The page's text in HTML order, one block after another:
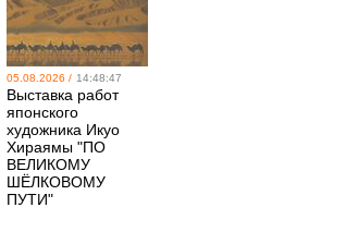
05.08.2026 / 14:48:47
Выставка работ
японского
художника Икуо
Хираямы "ПО
ВЕЛИКОМУ
ШЁЛКОВОМУ
ПУТИ"